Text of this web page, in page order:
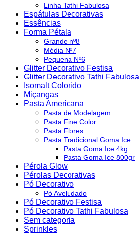
Linha Tathi Fabulosa
Espátulas Decorativas
Essências
Forma Pétala
Grande nº8
Média Nº7
Pequena Nº6
Glitter Decorativo Festisa
Glitter Decorativo Tathi Fabulosa
Isomalt Colorido
Miçangas
Pasta Americana
Pasta de Modelagem
Pasta Fine Color
Pasta Flores
Pasta Tradicional Goma Ice
Pasta Goma Ice 4kg
Pasta Goma Ice 800gr
Pérola Glow
Pérolas Decorativas
Pó Decorativo
Pó Aveludado
Pó Decorativo Festisa
Pó Decorativo Tathi Fabulosa
Sem categoria
Sprinkles